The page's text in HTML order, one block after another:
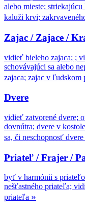
alebo mieste;
kaluži krvi;
Zajac / Zajace /
vidieť bieleho zajaca; ;
schovávajúci sa alebo
zajaca; zajac v ľudskom
Dvere
vidieť zatvorené dvere;
dovnútra; dvere v
sa, či neschopnosť
Priateľ / Frajer /
byť v harmónii s
nešťastného priateľa;
priateľa »